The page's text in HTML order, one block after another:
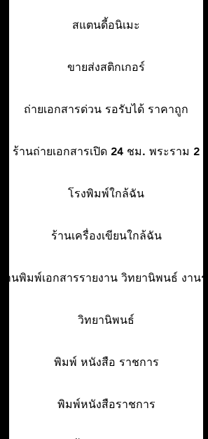
สแตนดี้อนิเมะ
ขายส่งสติกเกอร์
ถ่ายเอกสารด่วน รอรับได้ ราคาถูก
ร้านถ่ายเอกสารเปิด 24 ชม. พระราม 2
โรงพิมพ์ใกล้ฉัน
ร้านเครื่องเขียนใกล้ฉัน
านพิมพ์เอกสารรายงาน วิทยานิพนธ์ งานรา
วิทยานิพนธ์
พิมพ์ หนังสือ ราชการ
พิมพ์หนังสือราชการ